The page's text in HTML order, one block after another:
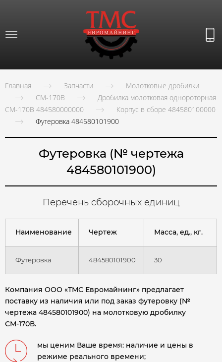
Главная Запчасти
Молотковые дробилки
СМ-170В
Дробилка молотковая однороторная
СМ-170В 484580000000
Корпус в сборе 484580100000
Футеровка 484580101900
Футеровка (№ чертежа
484580101900)
Перечень сборочных единиц
Наименование Чертеж Масса, ед., кг.
Футеровка 484580101900 30
Компания ООО «ТМС Евромайнинг» предлагает
поставку из наличия или под заказ футеровку (№
чертежа 484580101900) на молотковую дробилку
СМ-170В.
мы ценим Ваше время: наличие и цены в
режиме реального времени;